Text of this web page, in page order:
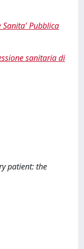
Sanita' Pubblica
sanitaria di
patient: the